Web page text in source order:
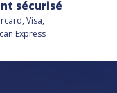
sécurisé
Visa,
Express